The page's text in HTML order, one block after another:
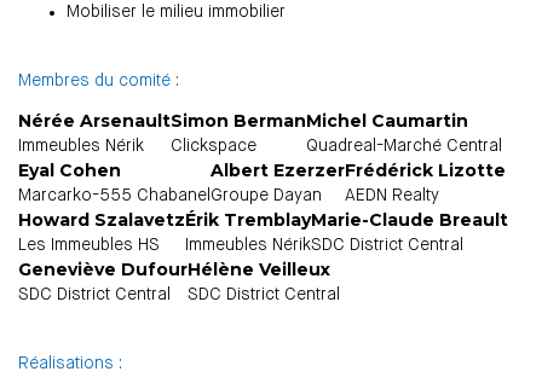
Mobiliser le milieu immobilier
Membres du comité :
Nérée Arsenault
Immeubles Nérik
Simon Berman
Clickspace
Michel Caumartin
Quadreal-Marché Central
Eyal Cohen
Marcarko-555 Chabanel
Albert Ezerzer
Groupe Dayan
Frédérick Lizotte
AEDN Realty
Howard Szalavetz
Les Immeubles HS
Érik Tremblay
Immeubles Nérik
Marie-Claude Breault
SDC District Central
Geneviève Dufour
SDC District Central
Hélène Veilleux
SDC District Central
Réalisations :